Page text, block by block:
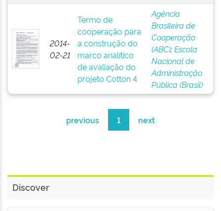
2014-
02-21
Termo de
cooperação para
a construção do
marco analítico
de avaliação do
projeto Cotton 4
Agência
Brasileira de
Cooperação
(ABC);Escola
Nacional de
Administração
Pública (Brasil)
previous 1 next
Discover